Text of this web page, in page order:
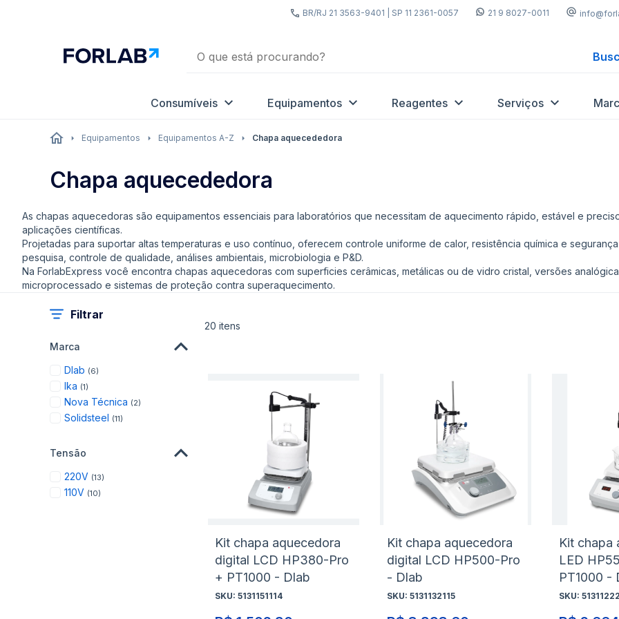
BR/RJ 21 3563-9401 | SP 11 2361-0057 21 9 8027-0011
Consumíveis Equipamentos Reagentes Serviços
Equipamentos Equipamentos A-Z Chapa aquecededora
Chapa aquecededora
As chapas aquecedoras são equipamentos essenciais para laboratórios que necessitam de aquecimento rápido, estável e
aplicações científicas.
Projetadas para suportar altas temperaturas e uso contínuo, oferecem controle uniforme de calor, resistência química e
pesquisa, controle de qualidade, análises ambientais, microbiologia e P&D.
Na ForlabExpress você encontra chapas aquecedoras com superficies cerâmicas, metálicas ou de vidro cristal, versões
microprocessado e sistemas de proteção contra superaquecimento.
20 itens
Kit chapa aquecedora
digital LCD HP380-Pro
+ PT1000 - Dlab
SKU: 5131151114
Adicionar
desejos
Adicionar
para
Comparar
Kit chapa aquecedora
digital LCD HP500-Pro
- Dlab
SKU: 5131132115
Kit chapa
LED
PT1000 -
SKU:
Filtrar
Marca
Dlab 6items
Ika 1item
Nova Técnica 2items
Solidsteel 11items
Tensão
220V 13items
110V 10items